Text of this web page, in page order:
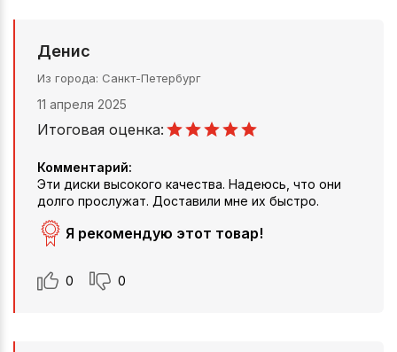
Денис
Из города Санкт-Петербург
11 апреля 2025
Итоговая оценка:
Комментарий:
Эти диски высокого качества. Надеюсь, что они
долго прослужат. Доставили мне их быстро.
Я рекомендую этот товар!
0 0